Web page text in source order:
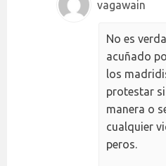
vagawain
No es
acuñado
los
protestar
manera o
cualquier
peros.